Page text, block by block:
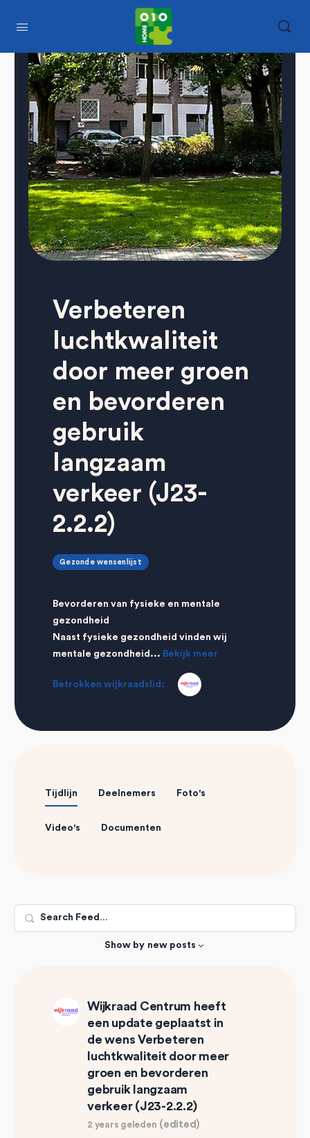
Verbeteren
luchtkwaliteit
door meer groen
en bevorderen
gebruik
langzaam
verkeer (J23-
2.2.2)
Gezonde wensenlijst
Bevorderen van fysieke en mentale
gezondheid
Naast fysieke gezondheid vinden wij
mentale gezondheid... Bekijk meer
Betrokken wijkraadslid:
Tijdlijn Deelnemers Foto's
Video's Documenten
Search
Feed…
Show by new posts
Wijkraad Centrum heeft
een update geplaatst in
de wensVerbeteren
luchtkwaliteit door meer
groen en bevorderen
gebruik langzaam
verkeer (J23-2.2.2)
2 years geleden (edited)